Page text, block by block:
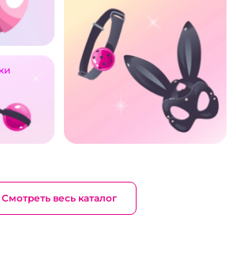
Смотреть весь каталог